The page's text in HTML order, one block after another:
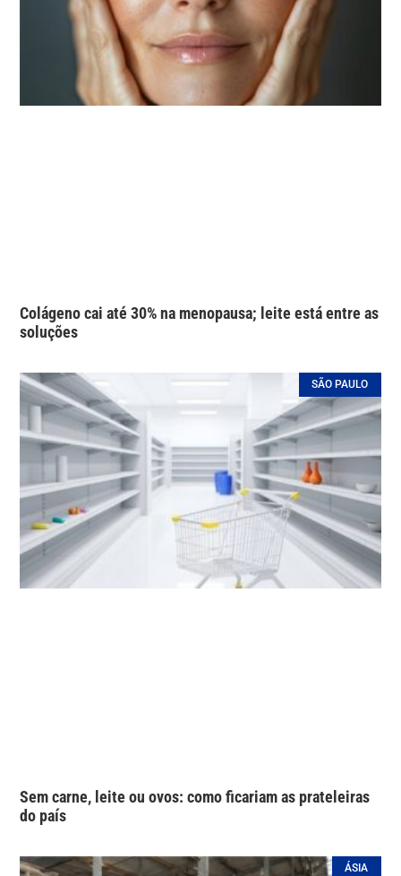
Colágeno cai até 30% na menopausa; leite está entre as
soluções
SÃO PAULO
Sem carne, leite ou ovos: como ficariam as prateleiras
do país
ÁSIA